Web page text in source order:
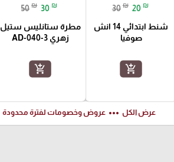
30 ₪ 20 ₪
شنط ابتدائي 14 انش
صوفيا
add_shopping_cart
50 ₪ 30 ₪
مطرة ستانليس ستيل
زهري AD-040-3
add_shopping_cart
عرض الكل more_horiz عروض وخصومات لفترة محدودة